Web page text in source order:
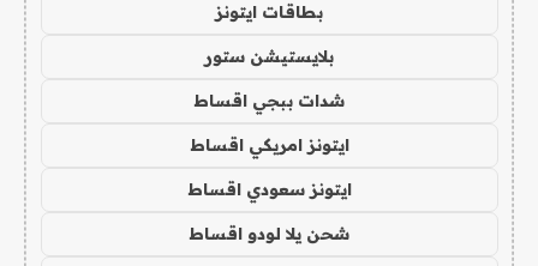
بطاقات ايتونز
بلايستيشن ستور
شدات ببجي اقساط
ايتونز امريكي اقساط
ايتونز سعودي اقساط
شحن يلا لودو اقساط